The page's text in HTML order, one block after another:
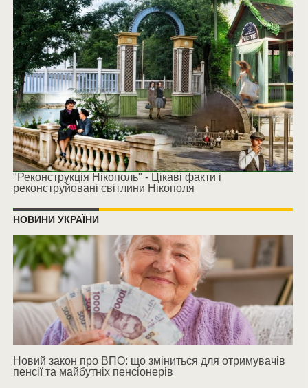
"Реконструкція Нікополь" - Цікаві факти і
реконструйовані світлини Нікополя
НОВИНИ УКРАЇНИ
Новий закон про ВПО: що зміниться для отримувачів
пенсії та майбутніх пенсіонерів